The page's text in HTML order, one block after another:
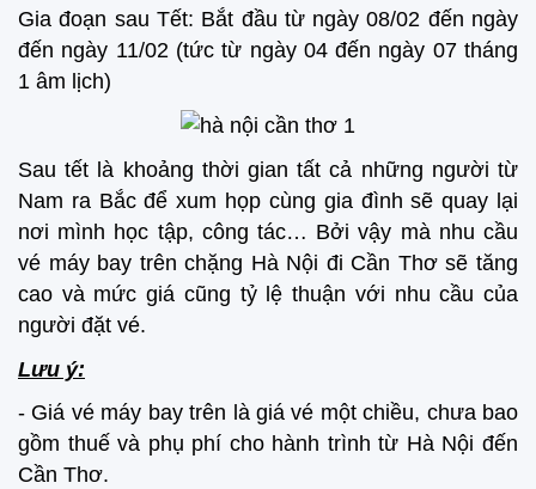
Gia đoạn sau Tết: Bắt đầu từ ngày 08/02 đến ngày
đến ngày 11/02 (tức từ ngày 04 đến ngày 07 tháng
1 âm lịch)
Sau tết là khoảng thời gian tất cả những người từ
Nam ra Bắc để xum họp cùng gia đình sẽ quay lại
nơi mình học tập, công tác… Bởi vậy mà nhu cầu
vé máy bay trên chặng Hà Nội đi Cần Thơ sẽ tăng
cao và mức giá cũng tỷ lệ thuận với nhu cầu của
người đặt vé.
Lưu ý:
- Giá vé máy bay trên là giá vé một chiều, chưa bao
gồm thuế và phụ phí cho hành trình từ Hà Nội đến
Cần Thơ.